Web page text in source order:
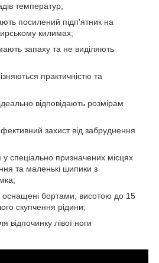
температур;
посилений підп'ятник на
килимах;
запаху та не виділяють
практичністю та
відповідають розмірам
захист від забруднення
у спеціально призначених місцях
та маленькі шипики з
оснащені бортами, висотою до 15
скупчення рідини;
відпочинку лівої ноги